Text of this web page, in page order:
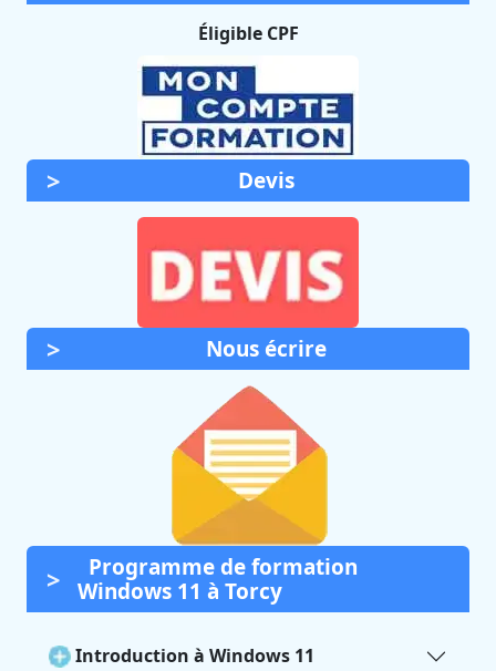
Éligible CPF
Devis
Nous écrire
Programme de formation
Windows 11 à Torcy
Introduction à Windows 11